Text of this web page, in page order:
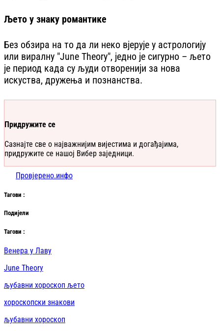
Љето у знаку романтике
Без обзира на то да ли неко вјерује у астрологију
или виралну "June Theory", једно је сигурно – љето
је период када су људи отворенији за нова
искуства, дружења и познанства.
Придружите се
Сазнајте све о најважнијим вијестима и догађајима,
придружите се нашој Вибер заједници.
Провјерено.инфо
Тагови :
Подијели
Тагови :
Венера у Лаву
June Theory
љубавни хороскоп љето
хороскопски знакови
љубавни хороскоп